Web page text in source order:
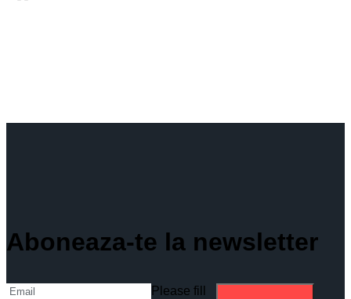
Aboneaza-te la newsletter
Please fill